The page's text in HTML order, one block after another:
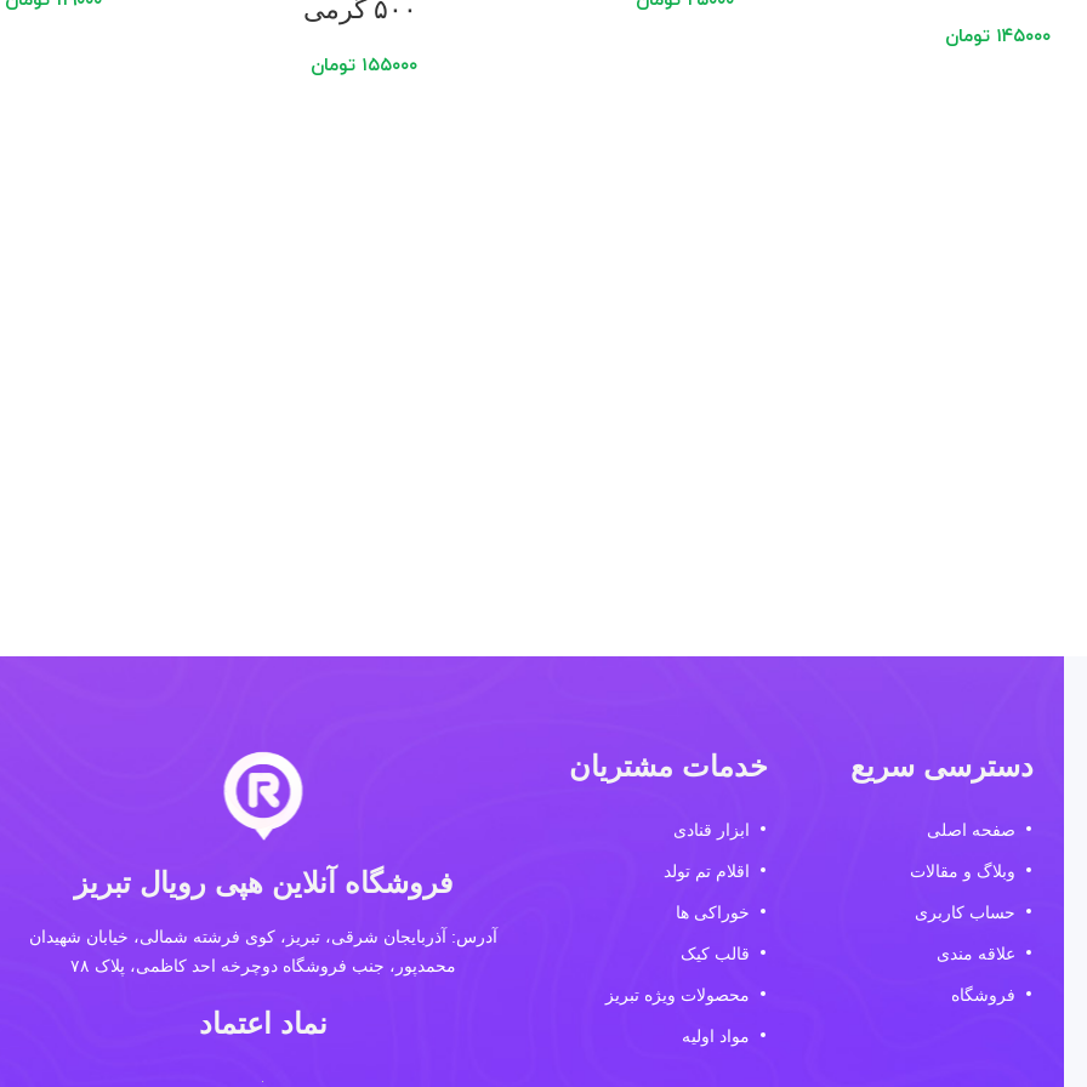
۱۴۵۰۰۰ تومان
۵۰۰ گرمی
۱۵۵۰۰۰ تومان
دسترسی سریع
صفحه اصلی
وبلاگ و مقالات
حساب کاربری
علاقه مندی
فروشگاه
خدمات مشتریان
ابزار قنادی
اقلام تم تولد
خوراکی ها
قالب کیک
محصولات ویژه تبریز
مواد اولیه
فروشگاه آنلاین هپی رویال تبریز
آدرس: آذربایجان شرقی، تبریز، کوی فرشته شمالی، خیابان شهیدان
محمدپور، جنب فروشگاه دوچرخه احد کاظمی، پلاک ۷۸
نماد اعتماد